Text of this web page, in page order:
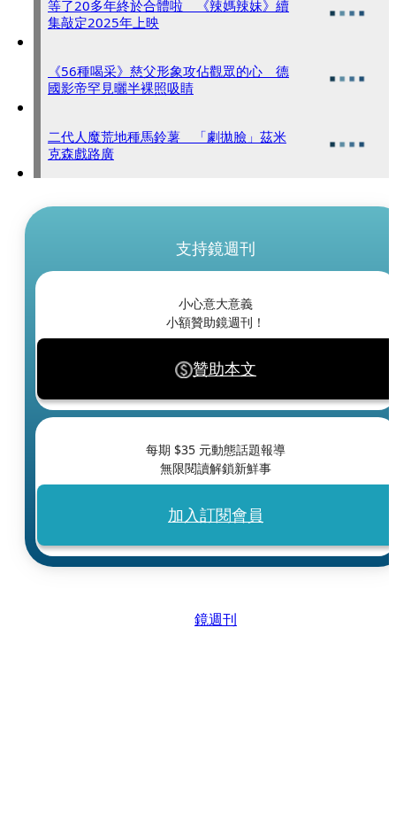
等了20多年終於合體啦 《辣媽辣妹》續
集敲定2025年上映
《56種喝采》慈父形象攻佔觀眾的心 德
國影帝罕見曬半裸照吸睛
二代人魔荒地種馬鈴薯 「劇拋臉」茲米
克森戲路廣
支持鏡週刊
小心意大意義
小額贊助鏡週刊！
贊助本文
每期 $35 元動態話題報導
無限閱讀解鎖新鮮事
加入訂閱會員
鏡週刊